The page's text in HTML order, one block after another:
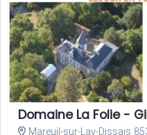
Domaine La Folie -
Mareuil-sur-Lay-Dissais